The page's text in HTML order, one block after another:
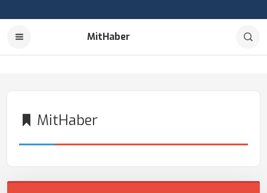
MitHaber
MitHaber